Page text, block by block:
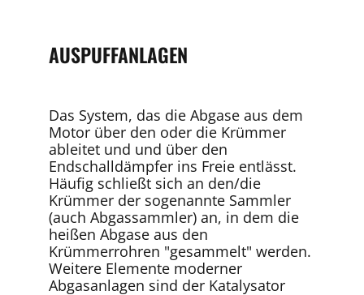
AUSPUFFANLAGEN
Das System, das die Abgase aus dem
Motor über den oder die Krümmer
ableitet und und über den
Endschalldämpfer ins Freie entlässt.
Häufig schließt sich an den/die
Krümmer der sogenannte Sammler
(auch Abgassammler) an, in dem die
heißen Abgase aus den
Krümmerrohren "gesammelt" werden.
Weitere Elemente moderner
Abgasanlagen sind der Katalysator